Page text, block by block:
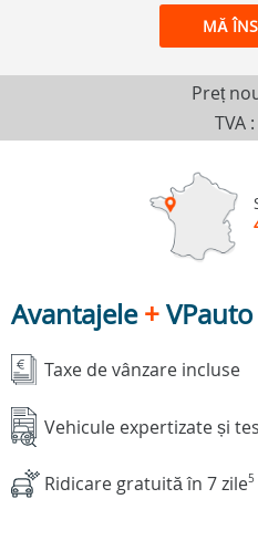
MĂ
Preț
TVA
Avantajele+VPauto
Taxe de vânzare incluse
Vehicule expertizate și
Ridicare gratuită în 7 zile5